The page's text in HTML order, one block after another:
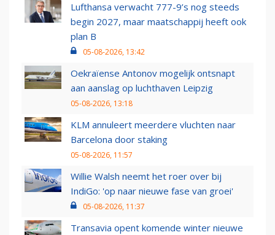
Lufthansa verwacht 777-9’s nog steeds
begin 2027, maar maatschappij heeft ook
plan B
05-08-2026, 13:42
Oekraïense Antonov mogelijk ontsnapt
aan aanslag op luchthaven Leipzig
05-08-2026, 13:18
KLM annuleert meerdere vluchten naar
Barcelona door staking
05-08-2026, 11:57
Willie Walsh neemt het roer over bij
IndiGo: 'op naar nieuwe fase van groei'
05-08-2026, 11:37
Transavia opent komende winter nieuwe